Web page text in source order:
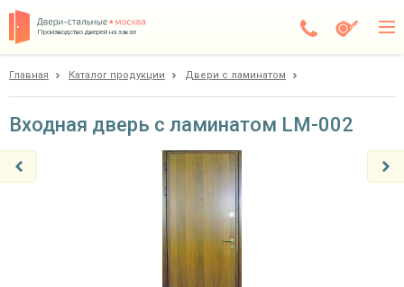
Производство дверей на заказ
Электросталь
Главная Каталог продукции Двери с ламинатом
Входная дверь с ламинатом LM-002